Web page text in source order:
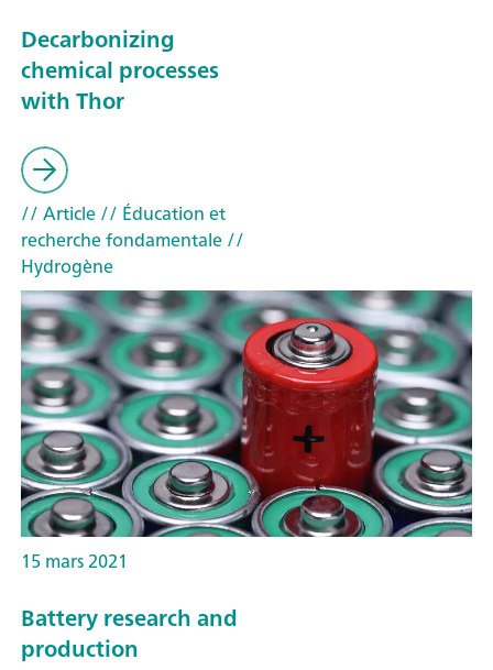
Decarbonizing
chemical processes
with Thor
// Article// Éducation et
recherche fondamentale//
Hydrogène
15 mars 2021
Battery research and
production